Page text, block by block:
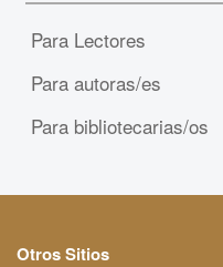
Para Lectores
Para autoras/es
Para bibliotecarias/os
Otros Sitios